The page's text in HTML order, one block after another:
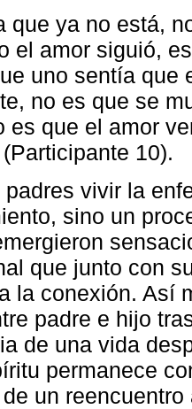
que ya no está,
el amor siguió,
uno sentía que
no es que se
es que el amor
10).
padres vivir la
sino un
que junto con
la conexión. Así
padre e hijo
de una vida
permanece
un